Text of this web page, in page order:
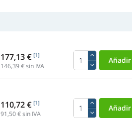
177,13 € [1]
146,39€ sin IVA
110,72 € [1]
91,50€ sin IVA